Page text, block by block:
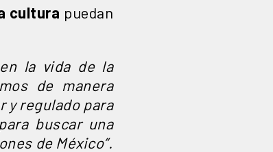
cultura puedan
la vida de la
de manera
y regulado para
buscar una
de México”.